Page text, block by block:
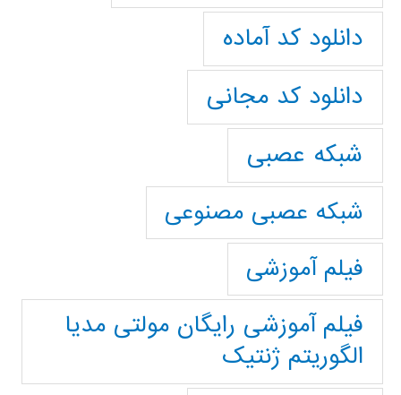
دانلود کد آماده
دانلود کد مجانی
شبکه عصبی
شبکه عصبی مصنوعی
فیلم آموزشی
فیلم آموزشی رایگان مولتی مدیا
الگوریتم ژنتیک